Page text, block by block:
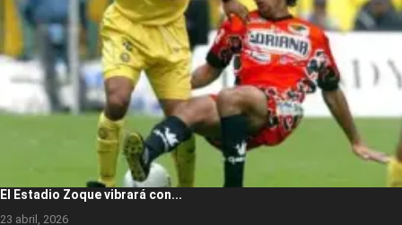
El Estadio Zoque vibrará con...
23 abril, 2026